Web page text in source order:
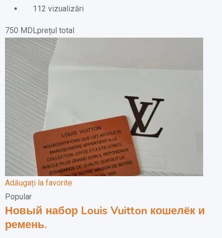
112 vizualizări
750 MDLprețul total
Adăugați la favorite
Popular
Новый набор Louis Vuitton кошелёк и
ремень.